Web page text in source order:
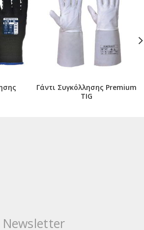
Γάντι Συγκόλλησης Premium
ΤΙG
Newsletter